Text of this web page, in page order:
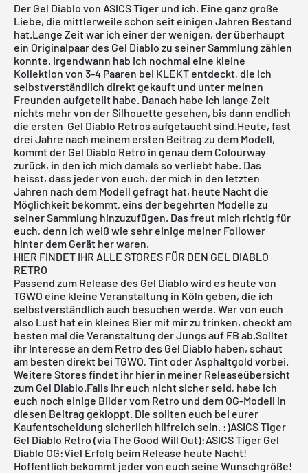
Der Gel Diablo von ASICS Tiger und ich. Eine ganz große
Liebe, die mittlerweile schon seit einigen Jahren Bestand
hat.Lange Zeit war ich einer der wenigen, der überhaupt
ein Originalpaar des Gel Diablo zu seiner Sammlung zählen
konnte. Irgendwann hab ich nochmal eine kleine
Kollektion von 3-4 Paaren bei KLEKT entdeckt, die ich
selbstverständlich direkt gekauft und unter meinen
Freunden aufgeteilt habe. Danach habe ich lange Zeit
nichts mehr von der Silhouette gesehen, bis dann endlich
die ersten Gel Diablo Retros aufgetaucht sind.Heute, fast
drei Jahre nach meinem ersten Beitrag zu dem Modell,
kommt der Gel Diablo Retro in genau dem Colourway
zurück, in den ich mich damals so verliebt habe. Das
heisst, dass jeder von euch, der mich in den letzten
Jahren nach dem Modell gefragt hat, heute Nacht die
Möglichkeit bekommt, eins der begehrten Modelle zu
seiner Sammlung hinzuzufügen. Das freut mich richtig für
euch, denn ich weiß wie sehr einige meiner Follower
hinter dem Gerät her waren.
HIER FINDET IHR ALLE STORES FÜR DEN GEL DIABLO
RETRO
Passend zum Release des Gel Diablo wird es heute von
TGWO eine kleine Veranstaltung in Köln geben, die ich
selbstverständlich auch besuchen werde. Wer von euch
also Lust hat ein kleines Bier mit mir zu trinken, checkt am
besten mal die Veranstaltung der Jungs auf FB ab.Solltet
ihr Interesse an dem Retro des Gel Diablo haben, schaut
am besten direkt bei TGWO, Tint oder Asphaltgold vorbei.
Weitere Stores findet ihr hier in meiner Releaseübersicht
zum Gel Diablo.Falls ihr euch nicht sicher seid, habe ich
euch noch einige Bilder vom Retro und dem OG-Modell in
diesen Beitrag gekloppt. Die sollten euch bei eurer
Kaufentscheidung sicherlich hilfreich sein. :)ASICS Tiger
Gel Diablo Retro (via The Good Will Out):ASICS Tiger Gel
Diablo OG:Viel Erfolg beim Release heute Nacht!
Hoffentlich bekommt jeder von euch seine Wunschgröße!